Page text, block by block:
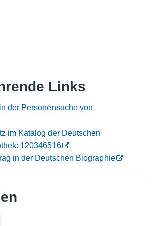
Links
der Personensuche von
im Katalog der Deutschen
120346516
in der Deutschen Biographie